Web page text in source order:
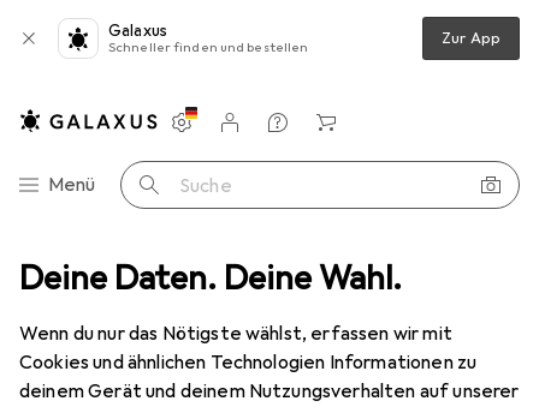
Deine Daten. Deine Wahl.
Wenn du nur das Nötigste wählst, erfassen wir mit
Cookies und ähnlichen Technologien Informationen zu
deinem Gerät und deinem Nutzungsverhalten auf unserer
Galaxus
Schneller finden und bestellen Zur App
Navigation nach Kategorien
Menü Suche
Einstellungen
Kundenkonto
Vergleichslisten
Merklisten
Warenkorb
Rastnasenschutz (RNS®), S/FTP, PiMF, halogenfrei, 600MHz, OFC
4 Bilder